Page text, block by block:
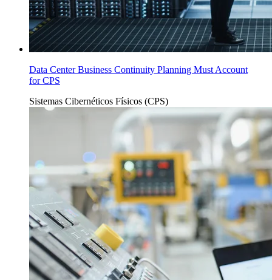
Data Center Business Continuity Planning Must Account
for CPS
Sistemas Cibernéticos Físicos (CPS)